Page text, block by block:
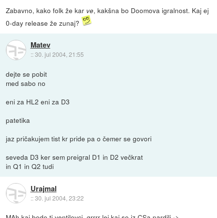
Zabavno, kako folk že kar ve, kakšna bo Doomova igralnost. Kaj ej
0-day release že zunaj?
Matev
::30. jul 2004, 21:55
dejte se pobit
med sabo no
eni za HL2 eni za D3
patetika
jaz pričakujem tist kr pride pa o čemer se govori
seveda D3 ker sem preigral D1 in D2 večkrat
in Q1 in Q2 tudi
Urajmal
::30. jul 2004, 23:22